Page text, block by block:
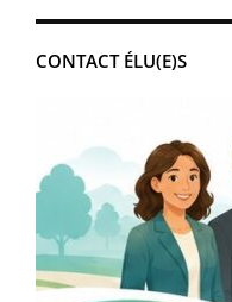
CONTACT ÉLU(E)S